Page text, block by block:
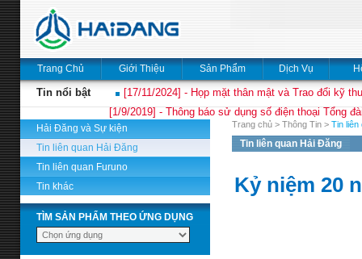
Trang Chủ Giới Thiệu Sản Phẩm Dịch Vụ
Tin nổi bật
[17/11/2024] - Họp mặt thân mật và Trao đổi kỹ
[1/9/2019] - Thông báo sử dụng số điện thoại Tổng
Hải Đăng và Sự kiện
Tin liên quan Hải Đăng
Tin liên quan Furuno
Tin khác
TÌM SẢN PHẨM THEO ỨNG DỤNG
Trang chủ > Thông Tin > Tin liên
Tin liên quan Hải Đăng
Kỷ niệm 20